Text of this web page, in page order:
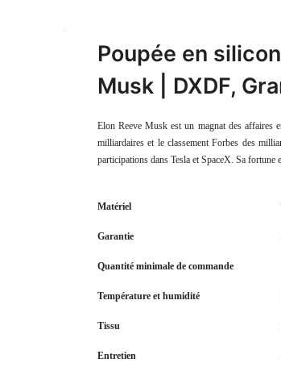
Poupée en
Musk | DXDF,
Elon Reeve Musk est un magnat des affaires
milliardaires et le classement Forbes des
participations dans Tesla et SpaceX. Sa
Matériel
Garantie
Quantité minimale de commande
Température et humidité
Tissu
Entretien